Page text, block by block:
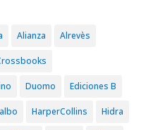
Alianza Alrevès
Duomo Ediciones B
HarperCollins Hidra